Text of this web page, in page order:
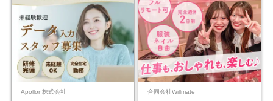
Apollon株式会社 合同会社Willmate